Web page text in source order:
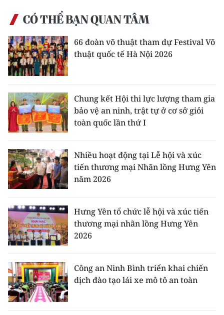
CÓ THỂ BẠN QUAN TÂM
66 đoàn võ thuật tham dự Festival Võ
thuật quốc tế Hà Nội 2026
Chung kết Hội thi lực lượng tham gia
bảo vệ an ninh, trật tự ở cơ sở giỏi
toàn quốc lần thứ I
Nhiều hoạt động tại Lễ hội và xúc
tiến thương mại Nhãn lồng Hưng Yên
năm 2026
Hưng Yên tổ chức lễ hội và xúc tiến
thương mại nhãn lồng Hưng Yên
2026
Công an Ninh Bình triển khai chiến
dịch đào tạo lái xe mô tô an toàn